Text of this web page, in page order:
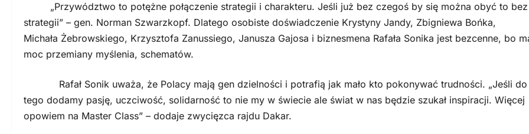
„Przywództwo to potężne połączenie strategii i charakteru. Jeśli już bez czegoś by się można obyć to bez
strategii” – gen. Norman Szwarzkopf. Dlatego osobiste doświadczenie Krystyny Jandy, Zbigniewa Bońka,
Michała Żebrowskiego, Krzysztofa Zanussiego, Janusza Gajosa i biznesmena Rafała Sonika jest bezcenne, bo
moc przemiany myślenia, schematów.
Rafał Sonik uważa, że Polacy mają gen dzielności i potrafią jak mało kto pokonywać trudności. „Jeśli do
tego dodamy pasję, uczciwość, solidarność to nie my w świecie ale świat w nas będzie szukał inspiracji. Więcej
opowiem na Master Class” – dodaje zwycięzca rajdu Dakar.